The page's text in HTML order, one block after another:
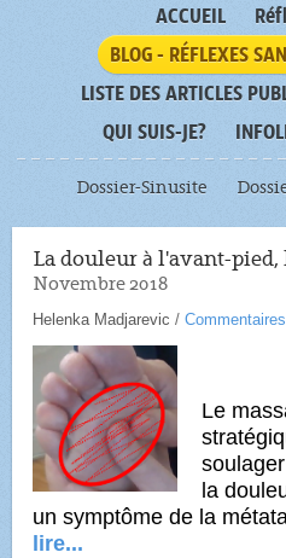
ACCUEIL
BLOG - RÉFLEXES
LISTE DES ARTICLES
QUI SUIS-JE?
Dossier-Sinusite
La douleur à l'avant-
Novembre 2018
Helenka Madjarevic /
Le
la
un symptôme de la
lire...